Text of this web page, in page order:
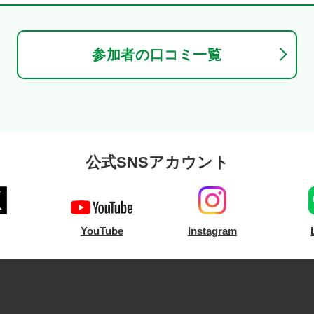
参加者の口コミ一覧
公式SNSアカウント
YouTube Instagram